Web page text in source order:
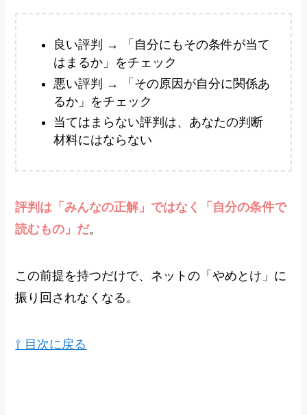
良い評判 → 「自分にもその条件が当て
はまるか」をチェック
悪い評判 → 「その原因が自分に関係あ
るか」をチェック
当てはまらない評判は、あなたの判断
材料にはならない
評判は「みんなの正解」ではなく「自分の条件で
読むもの」だ。
この前提を持つだけで、ネットの「やめとけ」に
振り回されなくなる。
⇧ 目次に戻る